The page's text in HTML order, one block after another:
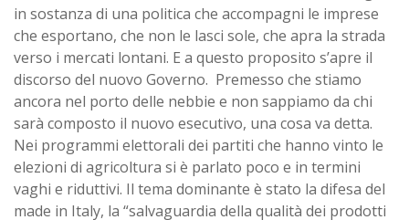
in sostanza di una politica che accompagni le imprese
che esportano, che non le lasci sole, che apra la strada
verso i mercati lontani. E a questo proposito s’apre il
discorso del nuovo Governo. Premesso che stiamo
ancora nel porto delle nebbie e non sappiamo da chi
sarà composto il nuovo esecutivo, una cosa va detta.
Nei programmi elettorali dei partiti che hanno vinto le
elezioni di agricoltura si è parlato poco e in termini
vaghi e riduttivi. Il tema dominante è stato la difesa del
made in Italy, la “salvaguardia della qualità dei prodotti